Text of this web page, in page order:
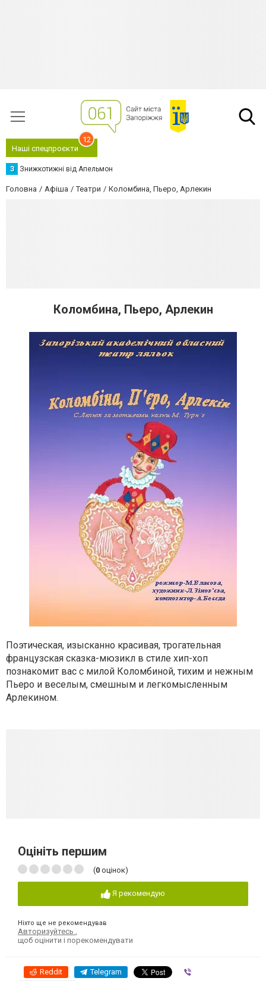
Наші спецпроєкти
12
З Знижкотижні від Апельмон
Головна Афіша Театри Коломбина, Пьеро, Арлекин
Коломбина, Пьеро, Арлекин
Поэтическая, изысканно красивая, трогательная
французская сказка-мюзикл в стиле хип-хоп
познакомит вас с милой Коломбиной, тихим и нежным
Пьеро и веселым, смешным и легкомысленным
Арлекином.
Оцініть першим
(0 оцінок)
Я рекомендую
Ніхто ще не рекомендував
Авторизуйтесь
щоб оцінити і порекомендувати
Reddit Telegram